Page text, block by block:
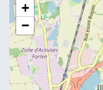
+
−